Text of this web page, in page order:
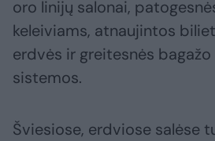
oro linijų salonai,
keleiviams, atnaujintos
erdvės ir greitesnės
sistemos.
Šviesiose, erdviose salėse